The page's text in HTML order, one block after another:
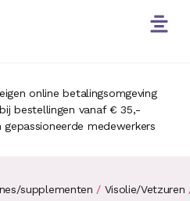
online betalingsomgeving
bestellingen vanaf € 35,-
gepassioneerde medewerkers
supplementen / Visolie/Vetzuren